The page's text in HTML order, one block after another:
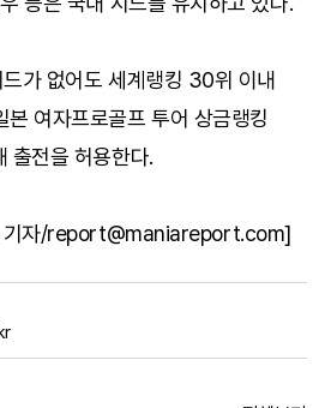
가 없어도 세계랭킹 30위 이내
본 여자프로골프 투어 상금랭킹
출전을 허용한다.
기자/report@maniareport.com]